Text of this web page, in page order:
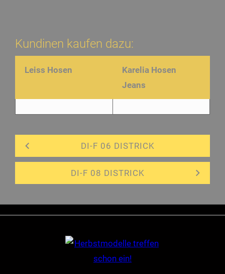
Kundinen kaufen dazu:
Leiss Hosen
Karelia Hosen
Jeans
DI-F 06 DISTRICK
DI-F 08 DISTRICK